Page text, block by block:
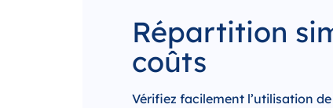
Répartition
coûts
Vérifiez facilement l’utilisation